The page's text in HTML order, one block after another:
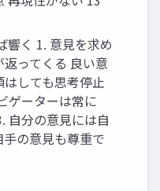
響く 1. 意見を求め
ってくる 良い意
しても思考停止
ゲーターは常に
自分の意見には自
の意見も尊重で